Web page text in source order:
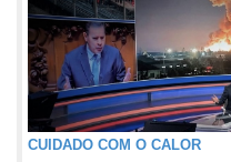
CUIDADO COM O CALOR